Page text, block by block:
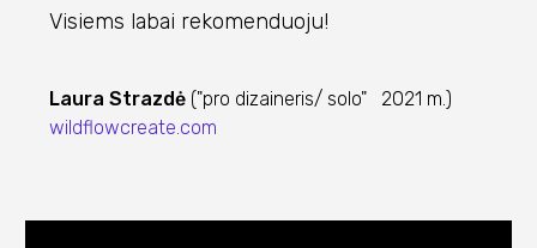
Visiems labai rekomenduoju!
Laura Strazdė ("pro dizaineris/ solo" 2021 m.)
wildflowcreate.com